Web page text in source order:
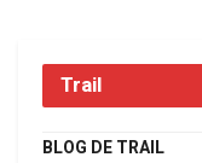
Trail
BLOG DE TRAIL